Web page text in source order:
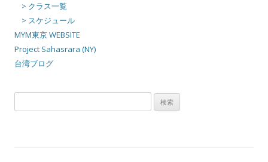
> クラス一覧
> スケジュール
MYM東京 WEBSITE
Project Sahasrara (NY)
台湾ブログ
索: